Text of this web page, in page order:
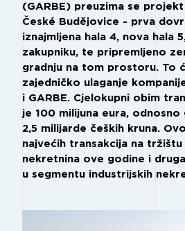
(GARBE) preuzima se projekt
České Budějovice - prva
iznajmljena hala 4, nova hala
zakupniku, te pripremljeno
gradnju na tom prostoru. To
zajedničko ulaganje
i GARBE. Cjelokupni obim
je 100 milijuna eura,
2,5 milijarde čeških kruna.
najvećih transakcija na
nekretnina ove godine i
u segmentu industrijskih